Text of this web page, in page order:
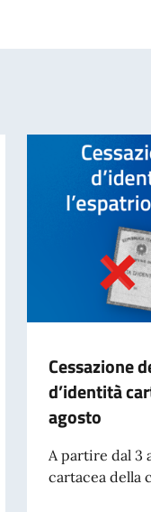
Cessazione
d’identità
agosto
A partire dal 3
cartacea della